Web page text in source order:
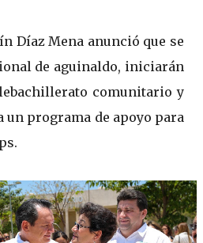
Díaz Mena anunció que se
de aguinaldo, iniciarán
comunitario y
un programa de apoyo para